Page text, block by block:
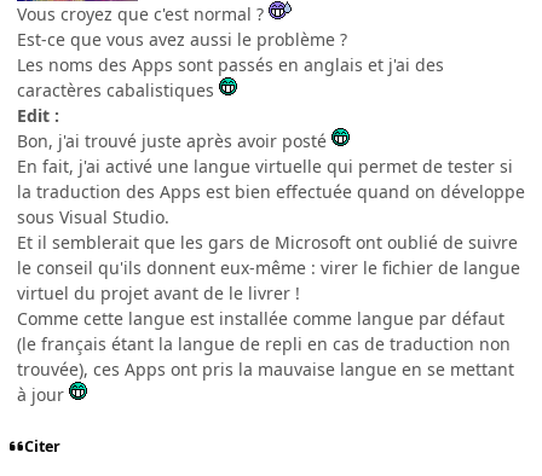
Vous croyez que c'est normal ?
Est-ce que vous avez aussi le problème ?
Les noms des Apps sont passés en anglais et j'ai des
caractères cabalistiques
Edit :
Bon, j'ai trouvé juste après avoir posté
En fait, j'ai activé une langue virtuelle qui permet de tester si
la traduction des Apps est bien effectuée quand on développe
sous Visual Studio.
Et il semblerait que les gars de Microsoft ont oublié de suivre
le conseil qu'ils donnent eux-même : virer le fichier de langue
virtuel du projet avant de le livrer !
Comme cette langue est installée comme langue par défaut
(le français étant la langue de repli en cas de traduction non
trouvée), ces Apps ont pris la mauvaise langue en se mettant
à jour
Citer